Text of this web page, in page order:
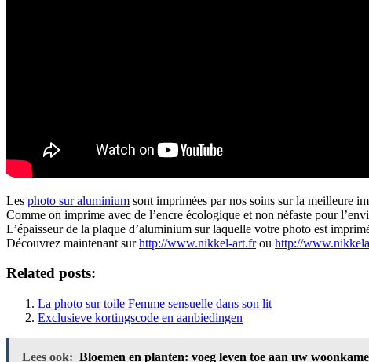
Les photo sur aluminium sont imprimées par nos soins sur la meilleure
Comme on imprime avec de l’encre écologique et non néfaste pour
L’épaisseur de la plaque d’aluminium sur laquelle votre photo est
Découvrez maintenant surhttp://www.nikkel-art.frou http://
Related posts:
La photo sur toile Femme sensuelle dans son lit
Exclusieve kortingscode en aanbiedingen
Lees ook: Bloemen en planten: voeg leven toe aan uw